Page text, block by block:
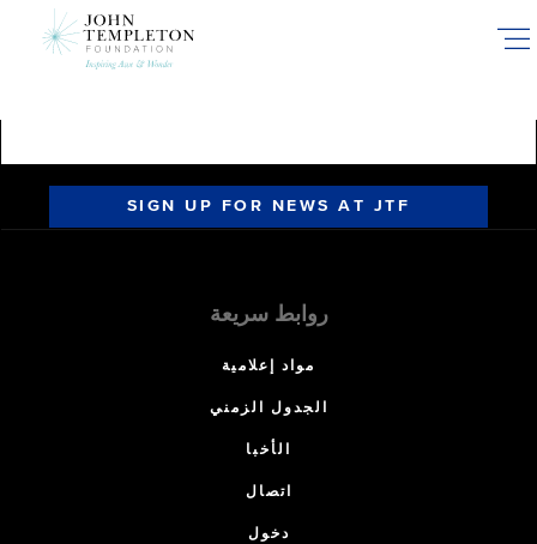
SIGN UP FOR NEWS AT JTF
روابط سريعة
مواد إعلامية
الجدول الزمني
الأخبا
اتصال
دخول